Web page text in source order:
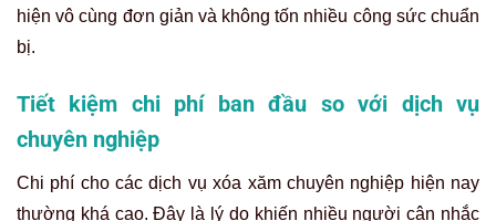
và khả năng tự thực hiện, các cách này vẫn thu hút sự
quan tâm từ những người mong muốn cải thiện dáng mày
6 cách xóa chân mày tại nhà được
Dưới đây là 6 phương pháp xóa xăm chân mày tại nhà